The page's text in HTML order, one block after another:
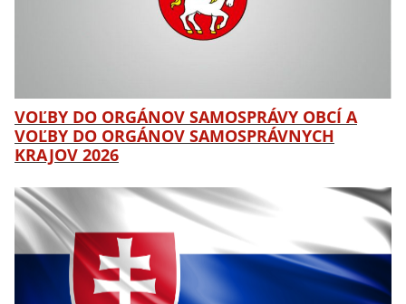
VOĽBY DO ORGÁNOV SAMOSPRÁVY OBCÍ A
VOĽBY DO ORGÁNOV SAMOSPRÁVNYCH
KRAJOV 2026